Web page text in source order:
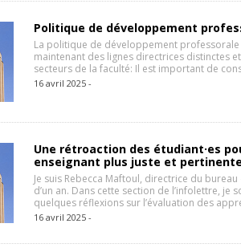
Politique de développement
La politique de développement
maintenant des lignes directrices distinctes
secteurs de la faculté: Il est important de
16 avril 2025 -
Une rétroaction des étudiant·es
enseignant plus juste et
Je suis Rebecca Maftoul, directrice du
d’un an. Dans cette section de l’infolettre, je
quelques réflexions sur l’évaluation des
16 avril 2025 -